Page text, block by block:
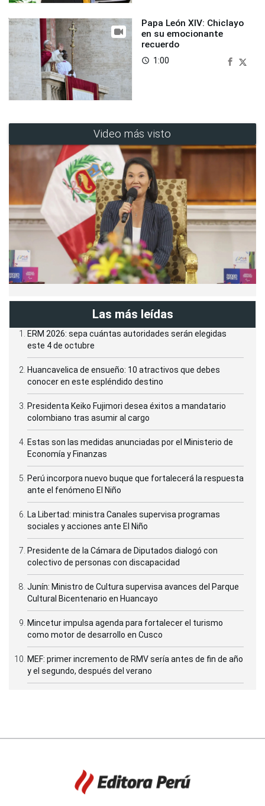
Papa León XIV: Chiclayo
en su emocionante
recuerdo
access_time 1:00
Video más visto
Las más leídas
ERM 2026: sepa cuántas autoridades serán elegidas
este 4 de octubre
Huancavelica de ensueño: 10 atractivos que debes
conocer en este espléndido destino
Presidenta Keiko Fujimori desea éxitos a mandatario
colombiano tras asumir al cargo
Estas son las medidas anunciadas por el Ministerio de
Economía y Finanzas
Perú incorpora nuevo buque que fortalecerá la respuesta
ante el fenómeno El Niño
La Libertad: ministra Canales supervisa programas
sociales y acciones ante El Niño
Presidente de la Cámara de Diputados dialogó con
colectivo de personas con discapacidad
Junín: Ministro de Cultura supervisa avances del Parque
Cultural Bicentenario en Huancayo
Mincetur impulsa agenda para fortalecer el turismo
como motor de desarrollo en Cusco
MEF: primer incremento de RMV sería antes de fin de año
y el segundo, después del verano